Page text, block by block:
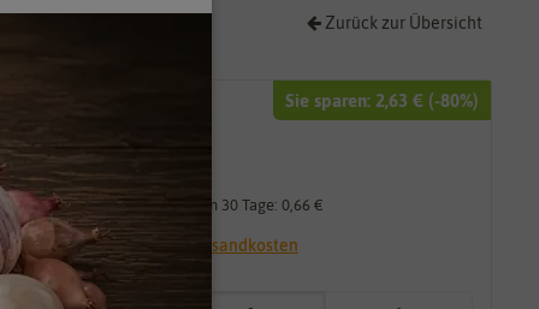
Zurück zur Übersicht
Sie sparen: 2,63 € (-80%)
0,66 €
Niedrigster Preis der letzten 30 Tage: 0,66 €
* inkl. 7% MwSt. zzgl. Versandkosten